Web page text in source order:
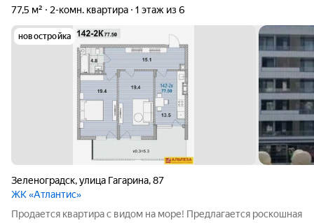
77,5 м² 2-комн. квартира 1 этаж из 6
новостройка
Зеленоградск,улица Гагарина,87
ЖК «Атлантис»
Продается квартира с видом на моpе! Предлагается роскошная